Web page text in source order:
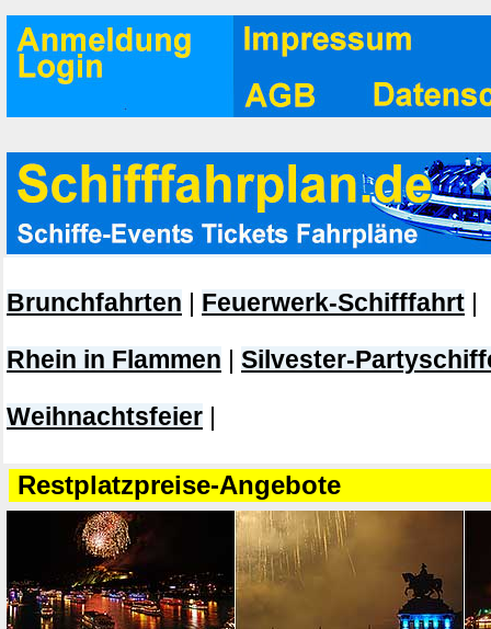
Brunchfahrten Feuerwerk-Schifffahrt
Rhein in Flammen Silvester-
Weihnachtsfeier
Restplatzpreise-Angebote